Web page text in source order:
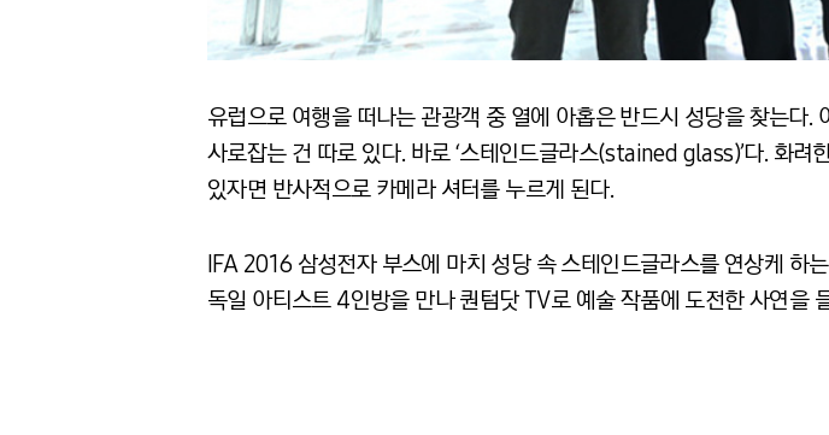
유럽으로 여행을 떠나는 관광객 중 열에 아홉은 반드시 성당을 찾는다
사로잡는 건 따로 있다. 바로 ‘스테인드글라스(stained glass)’다. 화
있자면 반사적으로 카메라 셔터를 누르게 된다.
IFA 2016 삼성전자 부스에 마치 성당 속 스테인드글라스를 연상케 하
독일 아티스트 4인방을 만나 퀀텀닷 TV로 예술 작품에 도전한 사연을